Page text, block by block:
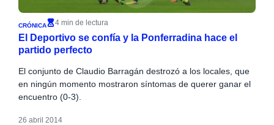
CRÓNICA 4 min de lectura
El Deportivo se confía y la Ponferradina hace el
partido perfecto
El conjunto de Claudio Barragán destrozó a los locales, que
en ningún momento mostraron síntomas de querer ganar el
encuentro (0-3).
26 abril 2014